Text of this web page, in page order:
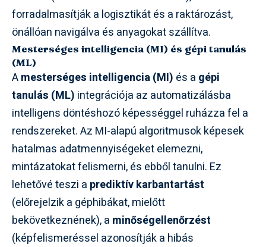
forradalmasítják a logisztikát és a raktározást,
önállóan navigálva és anyagokat szállítva.
Mesterséges intelligencia (MI) és gépi tanulás
(ML)
Amesterséges intelligencia (MI) és a gépi
tanulás (ML) integrációja az automatizálásba
intelligens döntéshozó képességgel ruházza fel a
rendszereket. Az MI-alapú algoritmusok képesek
hatalmas adatmennyiségeket elemezni,
mintázatokat felismerni, és ebből tanulni. Ez
lehetővé teszi a prediktív karbantartást
(előrejelzik a géphibákat, mielőtt
bekövetkeznének), a minőségellenőrzést
(képfelismeréssel azonosítják a hibás